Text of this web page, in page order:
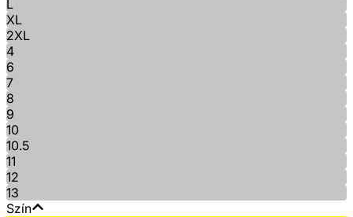
L
XL
2XL
4
6
7
8
9
10
10.5
11
12
13
Szín